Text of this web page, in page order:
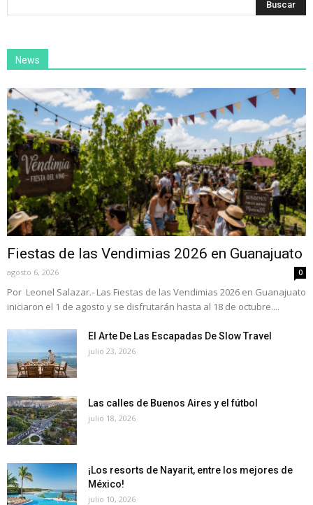
News
Fiestas de las Vendimias 2026 en Guanajuato
agosto 6, 2026 0
Por Leonel Salazar.- Las Fiestas de las Vendimias 2026 en Guanajuato
iniciaron el 1 de agosto y se disfrutarán hasta al 18 de octubre....
El Arte De Las Escapadas De Slow Travel
julio 23, 2026
Las calles de Buenos Aires y el fútbol
julio 18, 2026
¡Los resorts de Nayarit, entre los mejores de
México!
julio 10, 2026